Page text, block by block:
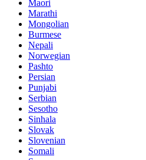
Maori
Marathi
Mongolian
Burmese
Nepali
Norwegian
Pashto
Persian
Punjabi
Serbian
Sesotho
Sinhala
Slovak
Slovenian
Somali